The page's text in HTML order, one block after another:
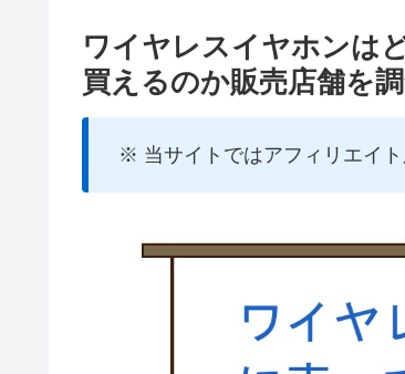
ワイヤレスイヤホンは
買えるのか販売店舗を調
※ 当サイトではアフィリエイト